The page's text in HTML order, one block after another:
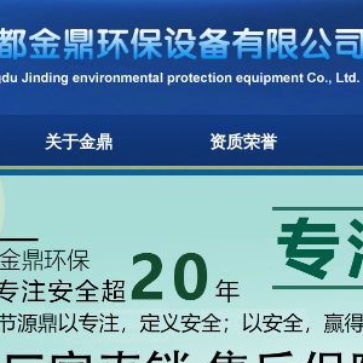
关于金鼎 资质荣誉